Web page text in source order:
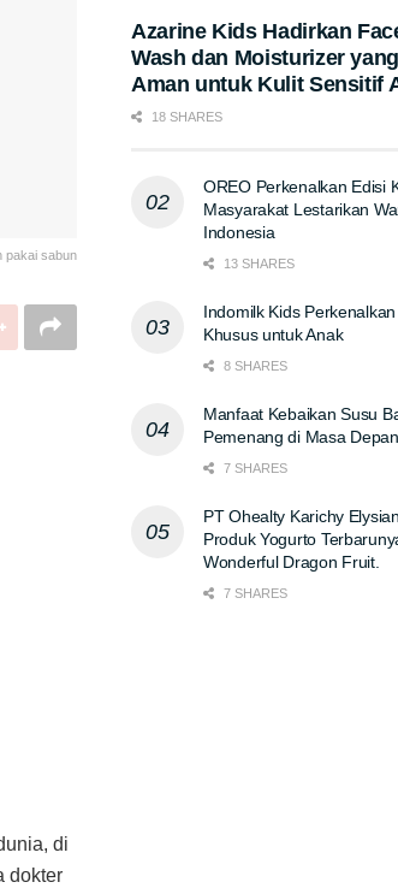
pakai sabun
di
dokter
Azarine Kids Hadirkan Face
Wash dan Moisturizer yang
Aman untuk Kulit Sensitif
18 SHARES
OREO Perkenalkan Edisi
Masyarakat Lestarikan
Indonesia
13 SHARES
Indomilk Kids
Khusus untuk Anak
8 SHARES
Manfaat Kebaikan Susu
Pemenang di Masa Depan
7 SHARES
PT Ohealty Karichy
Produk Yogurto
Wonderful Dragon Fruit.
7 SHARES